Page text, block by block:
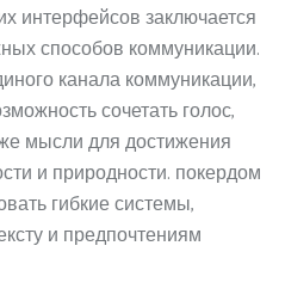
интерфейсов заключается
способов коммуникации.
канала коммуникации,
сочетать голос,
мысли для достижения
и природности. покердом
гибкие системы,
и предпочтениям